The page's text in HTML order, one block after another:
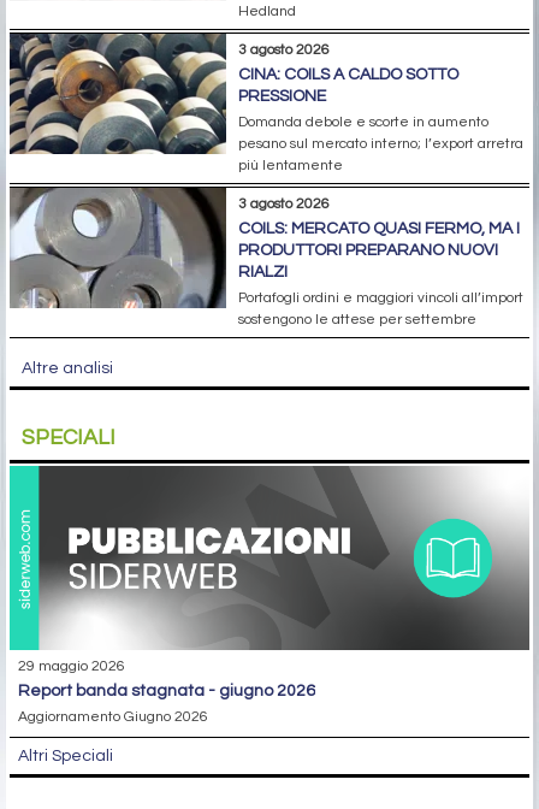
Hedland
3 agosto 2026
CINA: COILS A CALDO SOTTO
PRESSIONE
Domanda debole e scorte in aumento
pesano sul mercato interno; l’export arretra
più lentamente
3 agosto 2026
COILS: MERCATO QUASI FERMO, MA I
PRODUTTORI PREPARANO NUOVI
RIALZI
Portafogli ordini e maggiori vincoli all’import
sostengono le attese per settembre
Altre analisi
SPECIALI
29 maggio 2026
report banda stagnata - giugno 2026
Aggiornamento Giugno 2026
Altri Speciali